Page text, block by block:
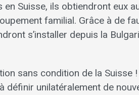
en Suisse, ils obtiendront eux
familial. Grâce à de
s’installer depuis la
sans condition de la Suisse
définir unilatéralement de